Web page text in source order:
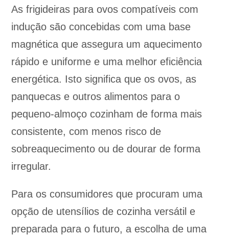
As frigideiras para ovos compatíveis com
indução são concebidas com uma base
magnética que assegura um aquecimento
rápido e uniforme e uma melhor eficiência
energética. Isto significa que os ovos, as
panquecas e outros alimentos para o
pequeno-almoço cozinham de forma mais
consistente, com menos risco de
sobreaquecimento ou de dourar de forma
irregular.
Para os consumidores que procuram uma
opção de utensílios de cozinha versátil e
preparada para o futuro, a escolha de uma